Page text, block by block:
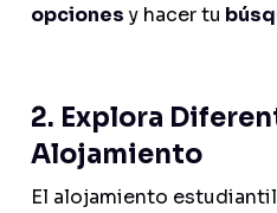
opciones y hacer tu
2. Explora
Alojamiento
El alojamiento